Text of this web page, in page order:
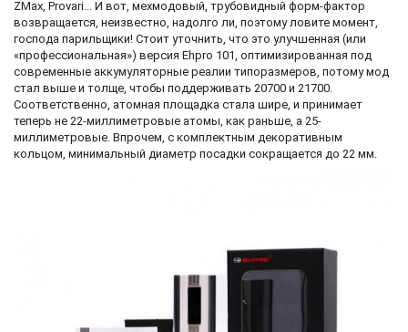
ZMax, Provari... И вот, мехмодовый, трубовидный форм-фактор
возвращается, неизвестно, надолго ли, поэтому ловите момент,
господа парильщики! Стоит уточнить, что это улучшенная (или
«профессиональная») версия Ehpro 101, оптимизированная под
современные аккумуляторные реалии типоразмеров, потому мод
стал выше и толще, чтобы поддерживать 20700 и 21700.
Соответственно, атомная площадка стала шире, и принимает
теперь не 22-миллиметровые атомы, как раньше, а 25-
миллиметровые. Впрочем, с комплектным декоративным
кольцом, минимальный диаметр посадки сокращается до 22 мм.